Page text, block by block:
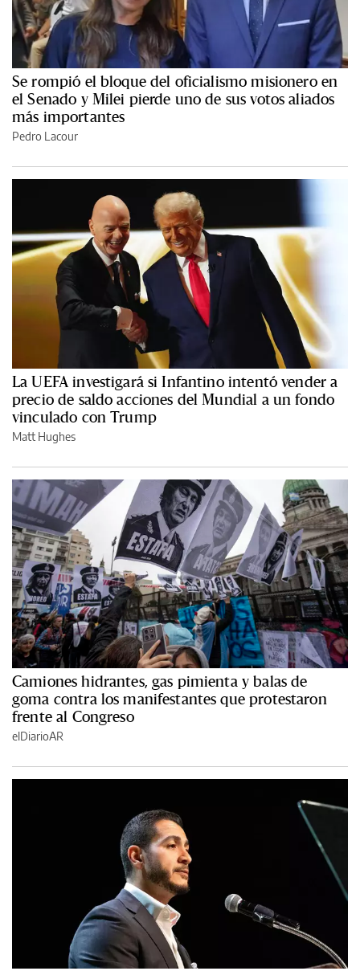
Se rompió el bloque del oficialismo misionero en
el Senado y Milei pierde uno de sus votos aliados
más importantes
Pedro Lacour
La UEFA investigará si Infantino intentó vender a
precio de saldo acciones del Mundial a un fondo
vinculado con Trump
Matt Hughes
Camiones hidrantes, gas pimienta y balas de
goma contra los manifestantes que protestaron
frente al Congreso
elDiarioAR